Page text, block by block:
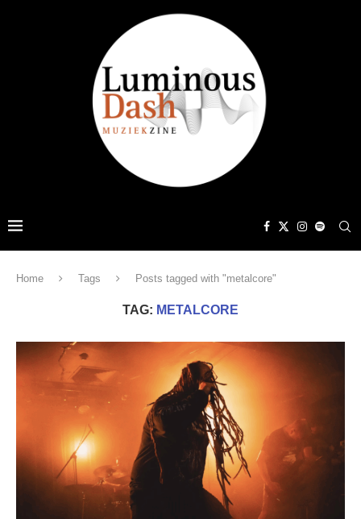
Home Tags Posts tagged with "metalcore"
TAG: METALCORE